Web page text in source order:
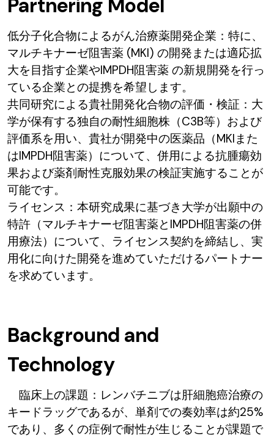
Partnering Model
低分子化合物によるがん治療薬開発企業：特に、
マルチキナーゼ阻害薬 (MKI) の開発または適応拡
大を目指す企業やIMPDH阻害薬 の新規開発を行っ
ている企業との提携を希望します。
共同研究による貴社開発化合物の評価・検証：大
学が保有する独自の耐性細胞株（C3B等）および
評価系を用い、貴社が開発中の医薬品（MKIまた
はIMPDH阻害薬）について、併用による抗腫瘍効
果および薬剤耐性克服効果の検証実施することが
可能です。
ライセンス：本研究成果に基づき大学が出願中の
特許（マルチキナーゼ阻害薬とIMPDH阻害薬の併
用療法）について、ライセンス契約を締結し、実
用化に向けた開発を進めていただけるパートナー
を求めています。
Background and
Technology
臨床上の課題：レンバチニブは肝細胞癌治療の
キードラッグであるが、単剤での奏効率は約25%
であり、多くの症例で耐性が生じることが課題で